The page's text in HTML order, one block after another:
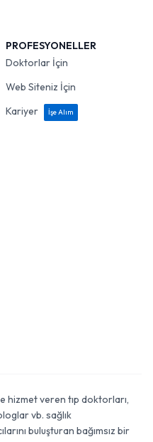
PROFESYONELLER
Doktorlar İçin
Web Siteniz İçin
Kariyer
İşe Alım
hizmet veren tıp doktorları,
vb. sağlık
buluşturan bağımsız bir